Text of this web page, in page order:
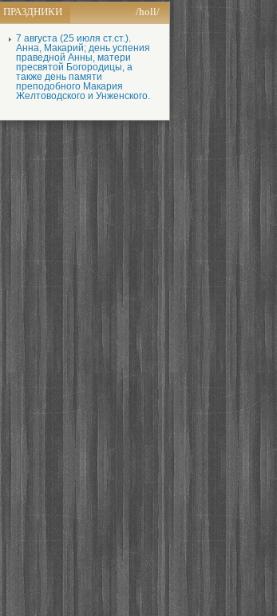
ПРАЗДНИКИ /holl/
7 августа (25 июля ст.ст.).
Анна, Макарий; день успения
праведной Анны, матери
пресвятой Богородицы, а
также день памяти
преподобного Макария
Желтоводского и Унженского.